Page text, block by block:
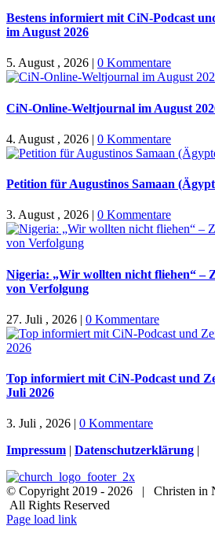
Bestens informiert mit CiN-Podcast
im August 2026
5. August , 2026 | 0 Kommentare
CiN-Online-Weltjournal im August
4. August , 2026 | 0 Kommentare
Petition für Augustinos Samaan
3. August , 2026 | 0 Kommentare
Nigeria: „Wir wollten nicht fliehen“ –
von Verfolgung
27. Juli , 2026 | 0 Kommentare
Top informiert mit CiN-Podcast und
Juli 2026
3. Juli , 2026 | 0 Kommentare
Impressum | Datenschutzerklärung |
© Copyright 2019 - 2026 | Christen in
All Rights Reserved
Facebook
Instagram
X
Spenden
Newsletter
Page load link